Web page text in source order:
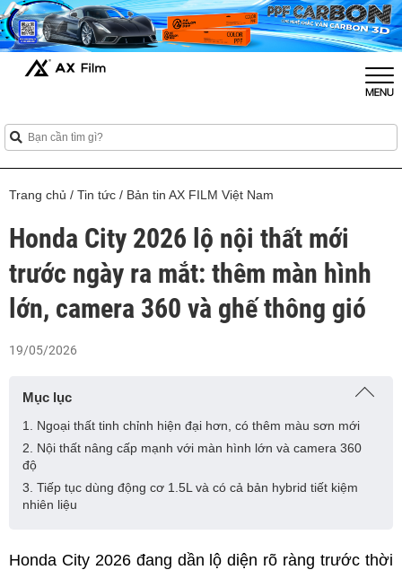
Trang chủ / Tin tức / Bản tin AX FILM Việt Nam
Honda City 2026 lộ nội thất mới
trước ngày ra mắt: thêm màn hình
lớn, camera 360 và ghế thông gió
19/05/2026
Mục lục
1. Ngoại thất tinh chỉnh hiện đại hơn, có thêm màu sơn mới
2. Nội thất nâng cấp mạnh với màn hình lớn và camera 360
độ
3. Tiếp tục dùng động cơ 1.5L và có cả bản hybrid tiết kiệm
nhiên liệu
Honda City 2026 đang dần lộ diện rõ ràng trước thời